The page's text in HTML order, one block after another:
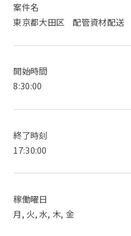
案件名
東京都大田区 配管資材配送
開始時間
8:30:00
終了時刻
17:30:00
稼働曜日
月, 火, 水, 木, 金